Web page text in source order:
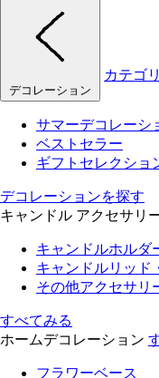
デコレーション
カテゴ
サマーデコレーシ
ベストセラー
ギフトセレクショ
デコレーションを探す
キャンドル アクセサリ
キャンドルホルダ
キャンドルリッド
その他アクセサリ
すべてみる
ホームデコレーション
フラワーベース